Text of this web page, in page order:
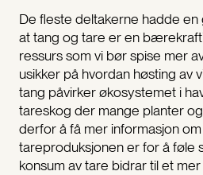
De fleste deltakerne hadde
at tang og tare er en
ressurs som vi bør spise mer
usikker på hvordan høsting av
tang påvirker økosystemet i
tareskog der mange planter
derfor å få mer informasjon
tareproduksjonen er for å føle
konsum av tare bidrar til et